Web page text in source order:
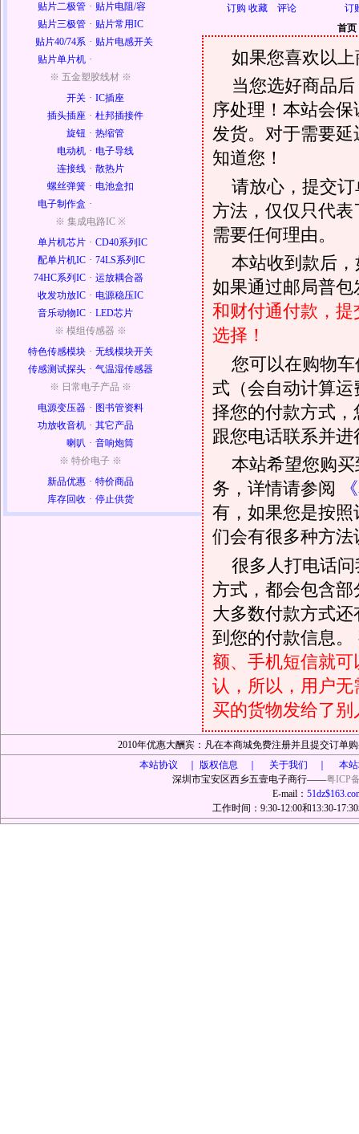
贴片二极管 · 贴片电阻/容
贴片三极管 · 贴片常用IC
贴片40/74系 · 贴片电感开关
贴片单片机 ·
※ 五金塑胶线材 ※
开关 · IC插座
插头插座 · 杜邦插接件
旋钮 · 热缩管
电动机 · 电子导线
连接线 · 散热片
螺丝弹簧 · 电池盒扣
电子制作盒 ·
※ 集成电路IC ※
单片机芯片 · CD40系列IC
配单片机IC · 74LS系列IC
74HC系列IC · 运放耦合器
收发功放IC · 电源稳压IC
音乐动物IC · LED芯片
※ 模组传感器 ※
特色传感模块 · 无线模块开关
传感测试探头 · 气温湿传感器
※ 日常电子产品 ※
电源变压器 · 图书管资料
功放收音机 · 其它产品
喇叭 · 音响炮筒
※ 特价电子 ※
新品优惠 · 特价商品
库存回收 · 停止供货
订购 收藏 评论
订
首页
如果您喜欢以
当您选好商品
序处理！本站会
发货。对于需要
知道您！
请放心，提交
方法，仅仅只代
需要任何理由。
本站收到款后
如果通过邮局普包
和财付通付款，
选择！
您可以在购物
式（会自动计算
择您的付款方式
跟您电话联系并
本站希望您购
务，详情请参阅
有，如果您是按
们会有很多种方
很多人打电话
方式，都会包含
大多数付款方式
到您的付款信息。
额、手机短信就可
认，所以，用户
买的货物发给了别
2010年优惠大酬宾：凡在本商城免费注册并且提交订单
本站协议 ｜
版权信息 ｜ 关于我们 ｜ 本
深圳市宝安区西乡五壹电子商行——粤ICP
E-mail：
工作时间：9:30-12:00和13:30-